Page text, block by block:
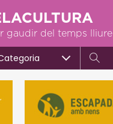
gaudir del temps lliure